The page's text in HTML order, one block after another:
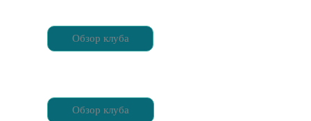
Обзор клуба
Обзор клуба